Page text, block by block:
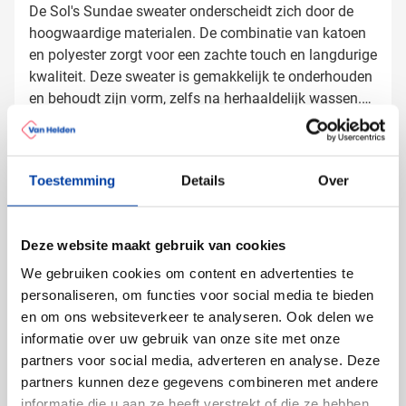
Toestemming Details Over
Deze website maakt gebruik van cookies
We gebruiken cookies om content en advertenties te
personaliseren, om functies voor social media te bieden
en om ons websiteverkeer te analyseren. Ook delen we
informatie over uw gebruik van onze site met onze
partners voor social media, adverteren en analyse. Deze
partners kunnen deze gegevens combineren met andere
De Sol's Sundae sweater onderscheidt zich door de
hoogwaardige materialen. De combinatie van katoen
en polyester zorgt voor een zachte touch en langdurige
kwaliteit. Deze sweater is gemakkelijk te onderhouden
en behoudt zijn vorm, zelfs na herhaaldelijk wassen.
De volledige ritssluiting maakt de sweater veelzijdig
inzetbaar in elk seizoen.
Sweaters laten bedrukken met logo
Sol's Sundae sweaters precies zoals jij dat wilt:
Met je bedrijfslogo in één of meer kleuren
Dankzij de ruime bedrukkingsmogelijkheden is deze
sweater perfect om je merk subtiel maar effectief
onder de aandacht te brengen.
Gratis digitaal voorbeeld van je
bedrukte sweater